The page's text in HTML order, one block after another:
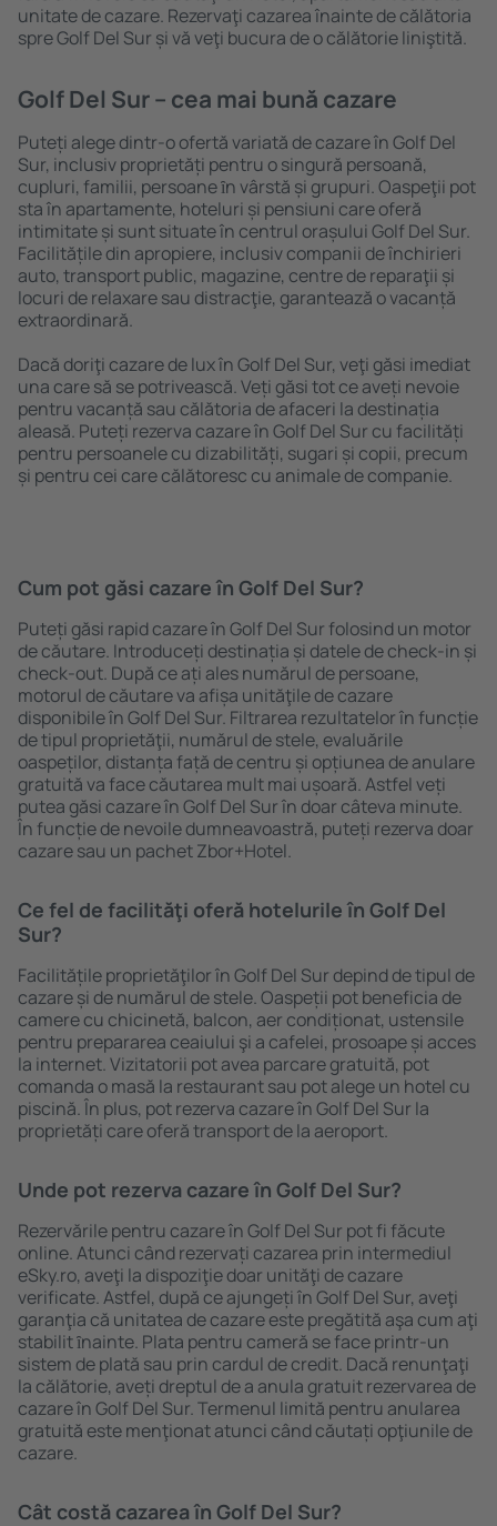
unitate de cazare. Rezervaţi cazarea înainte de călătoria
spre Golf Del Sur și vă veţi bucura de o călătorie liniştită.
Golf Del Sur – cea mai bună cazare
Puteți alege dintr-o ofertă variată de cazare în Golf Del
Sur, inclusiv proprietăți pentru o singură persoană,
cupluri, familii, persoane ȋn vârstă și grupuri. Oaspeţii pot
sta în apartamente, hoteluri și pensiuni care oferă
intimitate și sunt situate în centrul orașului Golf Del Sur.
Facilitățile din apropiere, inclusiv companii de închirieri
auto, transport public, magazine, centre de reparaţii și
locuri de relaxare sau distracţie, garantează o vacanță
extraordinară.
Dacă doriţi cazare de lux în Golf Del Sur, veţi găsi imediat
una care să se potrivească. Veți găsi tot ce aveți nevoie
pentru vacanță sau călătoria de afaceri la destinația
aleasă. Puteți rezerva cazare în Golf Del Sur cu facilități
pentru persoanele cu dizabilități, sugari și copii, precum
și pentru cei care călătoresc cu animale de companie.
Cum pot găsi cazare în Golf Del Sur?
Puteți găsi rapid cazare în Golf Del Sur folosind un motor
de căutare. Introduceți destinația și datele de check-in și
check-out. După ce ați ales numărul de persoane,
motorul de căutare va afișa unităţile de cazare
disponibile în Golf Del Sur. Filtrarea rezultatelor în funcție
de tipul proprietăţii, numărul de stele, evaluările
oaspeților, distanța față de centru și opțiunea de anulare
gratuită va face căutarea mult mai ușoară. Astfel veți
putea găsi cazare în Golf Del Sur în doar câteva minute.
În funcție de nevoile dumneavoastră, puteți rezerva doar
cazare sau un pachet Zbor+Hotel.
Ce fel de facilităţi oferă hotelurile în Golf Del
Sur?
Facilitățile proprietăţilor în Golf Del Sur depind de tipul de
cazare și de numărul de stele. Oaspeții pot beneficia de
camere cu chicinetă, balcon, aer condiționat, ustensile
pentru prepararea ceaiului şi a cafelei, prosoape și acces
la internet. Vizitatorii pot avea parcare gratuită, pot
comanda o masă la restaurant sau pot alege un hotel cu
piscină. În plus, pot rezerva cazare în Golf Del Sur la
proprietăți care oferă transport de la aeroport.
Unde pot rezerva cazare în Golf Del Sur?
Rezervările pentru cazare în Golf Del Sur pot fi făcute
online. Atunci când rezervați cazarea prin intermediul
eSky.ro, aveţi la dispoziţie doar unităţi de cazare
verificate. Astfel, după ce ajungeți în Golf Del Sur, aveţi
garanţia că unitatea de cazare este pregătită aşa cum aţi
stabilit ȋnainte. Plata pentru cameră se face printr-un
sistem de plată sau prin cardul de credit. Dacă renunţaţi
la călătorie, aveți dreptul de a anula gratuit rezervarea de
cazare în Golf Del Sur. Termenul limită pentru anularea
gratuită este menţionat atunci când căutați opţiunile de
cazare.
Cât costă cazarea în Golf Del Sur?